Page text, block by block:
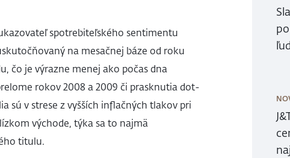
spotrebiteľského sentimentu
na mesačnej báze od roku
čo je výrazne menej ako počas dna
rokov 2008 a 2009 či prasknutia dot-
sú v strese z vyšších inflačných tlakov pri
východe, týka sa to najmä
titulu.